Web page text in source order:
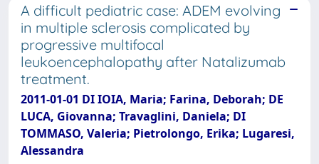
A difficult pediatric case: ADEM evolving
in multiple sclerosis complicated by
progressive multifocal
leukoencephalopathy after Natalizumab
treatment.
2011-01-01 DI IOIA, Maria; Farina, Deborah; DE
LUCA, Giovanna; Travaglini, Daniela; DI
TOMMASO, Valeria; Pietrolongo, Erika; Lugaresi,
Alessandra